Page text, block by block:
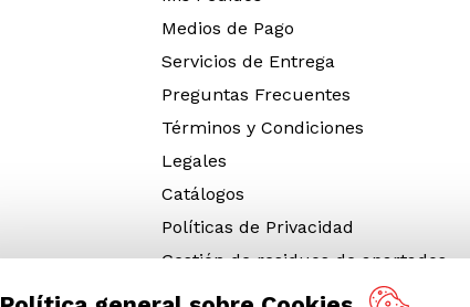
Medios de Pago
Servicios de Entrega
Preguntas Frecuentes
Términos y Condiciones
Legales
Catálogos
Políticas de Privacidad
Gestión de residuos de apartados